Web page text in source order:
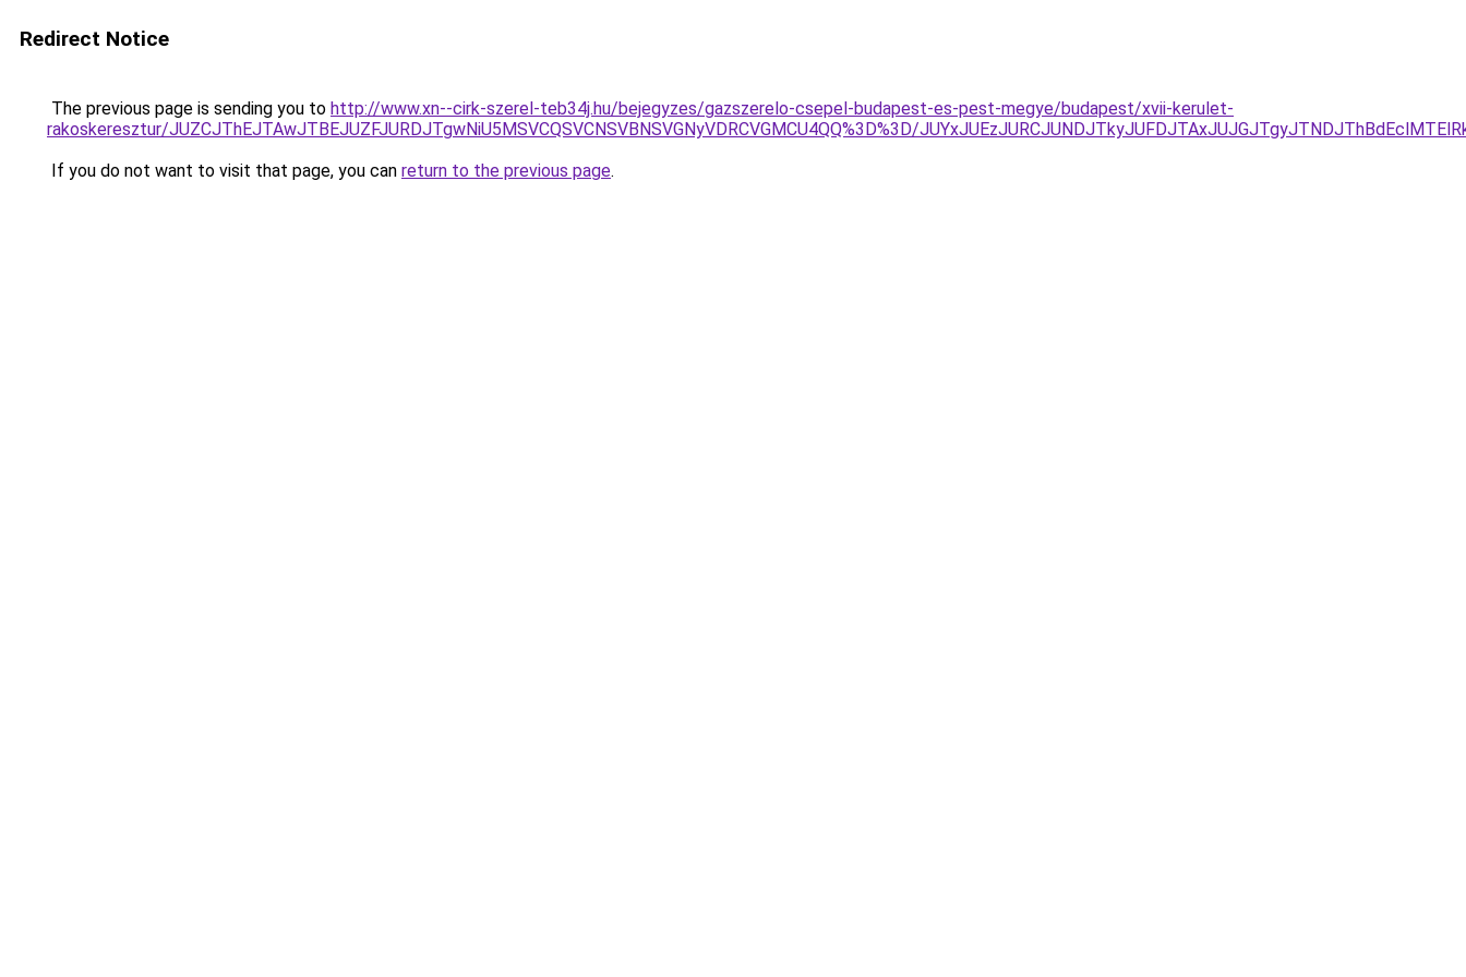
Redirect Notice
The previous page is sending you to http://www.xn--cirk-szerel-teb34j.hu/bejegyzes/gazszerelo-csepel-budapest-es-pest-megye/budapest/xvii-kerulet-
rakoskeresztur/JUZCJThEJTAwJTBEJUZFJURDJTgwNiU5MSVCQSVCNSVBNSVGNyVDRCVGMCU4QQ%3D%3D/
If you do not want to visit that page, you can return to the previous page.